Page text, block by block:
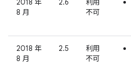
2018 年
8 月
2.6
利用
不可
2018 年
8 月
2.5
利用
不可